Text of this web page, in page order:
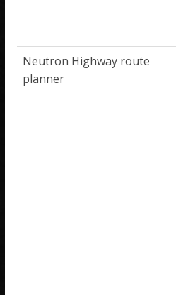
Neutron Highway route
planner